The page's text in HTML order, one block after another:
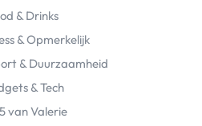
& Drinks
& Opmerkelijk
& Duurzaamheid
& Tech
van Valerie